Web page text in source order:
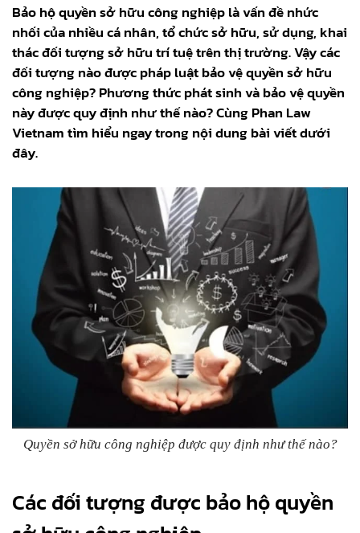
Bảo hộ quyền sở hữu công nghiệp là vấn đề nhức
nhối của nhiều cá nhân, tổ chức sở hữu, sử dụng, khai
thác đối tượng sở hữu trí tuệ trên thị trường. Vậy các
đối tượng nào được pháp luật bảo vệ quyền sở hữu
công nghiệp? Phương thức phát sinh và bảo vệ quyền
này được quy định như thế nào? Cùng Phan Law
Vietnam tìm hiểu ngay trong nội dung bài viết dưới
đây.
Quyền sở hữu công nghiệp được quy định như thế nào?
Các đối tượng được bảo hộ quyền